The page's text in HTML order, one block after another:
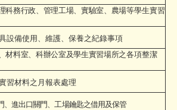
科務行政、管理工場、實驗室、農場等學生實習
設備使用、維護、保養之紀錄事項
材料室、科辦公室及學生實習場所之各項整潔
習材料之月報表處理
、進出口關門、工場鑰匙之借用及保管